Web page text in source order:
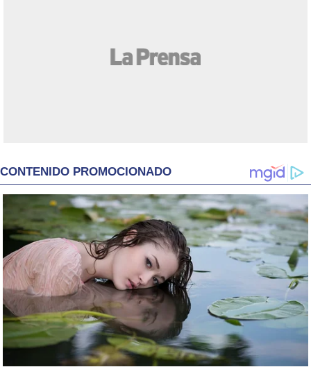
CONTENIDO PROMOCIONADO